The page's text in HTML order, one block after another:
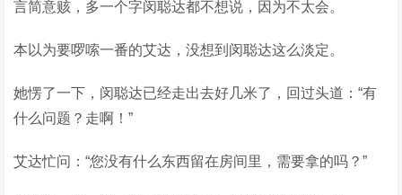
言简意赅，多一个字闵聪达都不想说，因为不太会。
本以为要啰嗦一番的艾达，没想到闵聪达这么淡定。
她愣了一下，闵聪达已经走出去好几米了，回过头道：“有
什么问题？走啊！”
艾达忙问：“您没有什么东西留在房间里，需要拿的吗？”